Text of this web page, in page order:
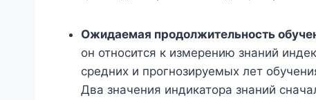
Ожидаемая продолжительность
он относится к измерению знаний
средних и прогнозируемых лет
Два значения индикатора знаний